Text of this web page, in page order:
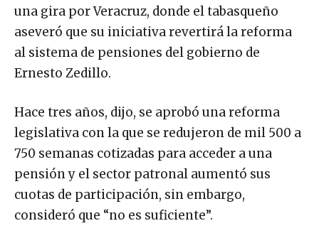
una gira por Veracruz, donde el tabasqueño
aseveró que su iniciativa revertirá la reforma
al sistema de pensiones del gobierno de
Ernesto Zedillo.
Hace tres años, dijo, se aprobó una reforma
legislativa con la que se redujeron de mil 500 a
750 semanas cotizadas para acceder a una
pensión y el sector patronal aumentó sus
cuotas de participación, sin embargo,
consideró que “no es suficiente”.